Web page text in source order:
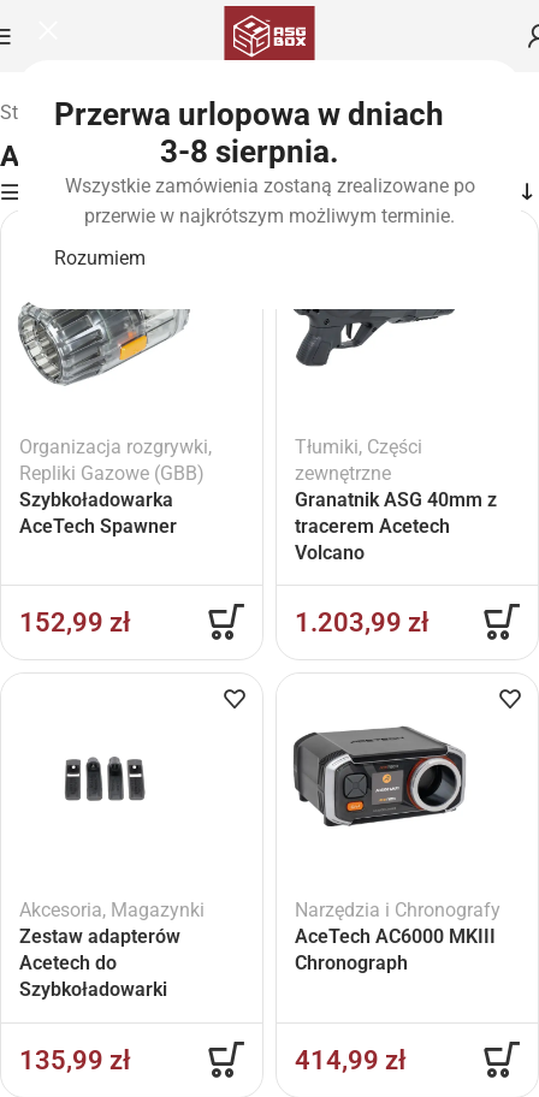
Przerwa urlopowa w dniach
3-8 sierpnia.
Wszystkie zamówienia zostaną zrealizowane po
przerwie w najkrótszym możliwym terminie.
Rozumiem
Strona główna»Marki» AceTech
AceTech
Filters
Organizacja rozgrywki,
Repliki Gazowe (GBB)
Szybkoładowarka
AceTech Spawner
152,99 zł
Tłumiki, Części
zewnętrzne
Granatnik ASG 40mm z
tracerem Acetech
Volcano
1.203,99 zł
Akcesoria, Magazynki
Zestaw adapterów
Acetech do
Szybkoładowarki
135,99 zł
Narzędzia i Chronografy
AceTech AC6000 MKIII
Chronograph
414,99 zł